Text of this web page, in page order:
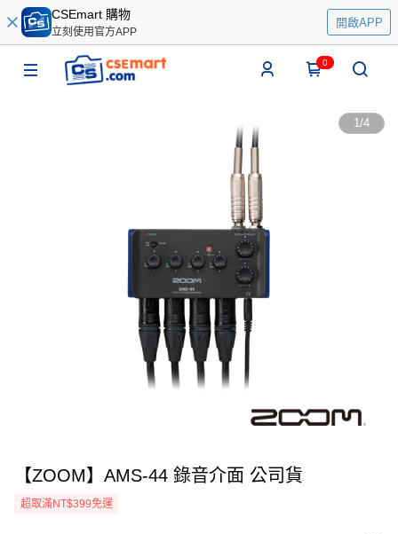
CSEmart 購物
立刻使用官方APP
開啟APP
0
1/4
【ZOOM】AMS-44 錄音介面 公司貨
超取滿NT$399免運